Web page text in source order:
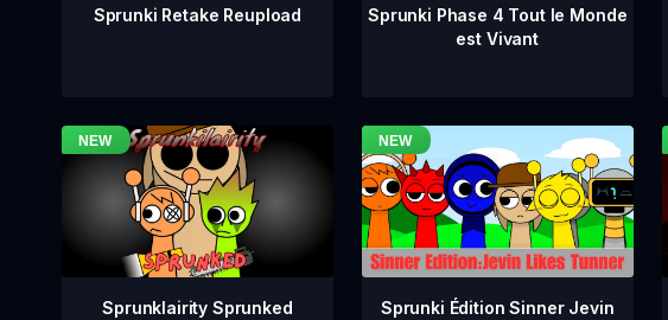
Sprunki Retake Reupload
Sprunki Phase 4 Tout le Monde
est Vivant
Sprunklairity Sprunked
Sprunki Édition Sinner Jevin